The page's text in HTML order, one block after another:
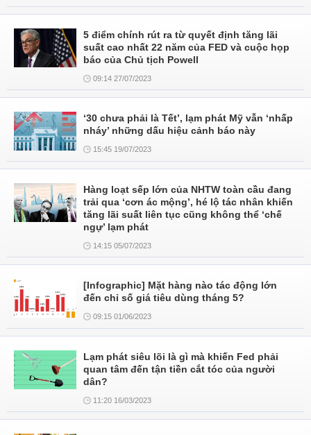
5 điểm chính rút ra từ quyết định tăng lãi
suất cao nhất 22 năm của FED và cuộc họp
báo của Chủ tịch Powell
09:14 27/07/2023
‘30 chưa phải là Tết’, lạm phát Mỹ vẫn ‘nhấp
nháy’ những dấu hiệu cảnh báo này
15:45 19/07/2023
Hàng loạt sếp lớn của NHTW toàn cầu đang
trải qua ‘cơn ác mộng’, hé lộ tác nhân khiến
tăng lãi suất liên tục cũng không thể ‘chế
ngự’ lạm phát
14:15 05/07/2023
[Infographic] Mặt hàng nào tác động lớn
đến chỉ số giá tiêu dùng tháng 5?
09:15 01/06/2023
Lạm phát siêu lõi là gì mà khiến Fed phải
quan tâm đến tận tiền cắt tóc của người
dân?
11:20 16/03/2023